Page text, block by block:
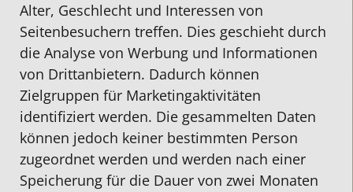
Alter, Geschlecht und Interessen von
Seitenbesuchern treffen. Dies geschieht durch
die Analyse von Werbung und Informationen
von Drittanbietern. Dadurch können
Zielgruppen für Marketingaktivitäten
identifiziert werden. Die gesammelten Daten
können jedoch keiner bestimmten Person
zugeordnet werden und werden nach einer
Speicherung für die Dauer von zwei Monaten